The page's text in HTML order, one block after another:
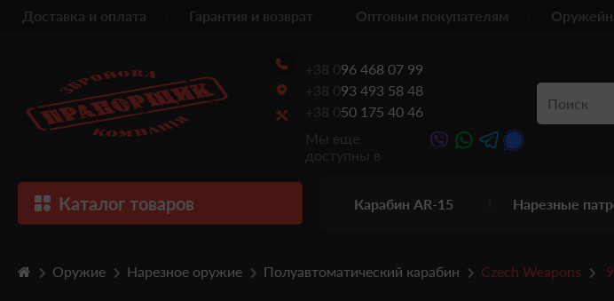
Доставка и оплата Гарантия и возврат Оптовым покупателям
+38 096 468 07 99
+38 093 493 58 48
+38 050 175 40 46
Мы еще
доступны в
Каталог товаров Карабин AR-15 Нарезные
Оружие Нарезное оружие Полуавтоматический карабин Czech Weapons